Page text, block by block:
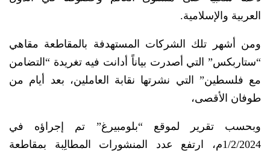
العربية والإسلامية.
ومن أشهر تلك الشركات المستهدفة بالمقاطعة مقاهي
“ستاربكس” التي أصدرت بياناً أدانت فيه تغريدة “التضامن
مع فلسطين” التي نشرتها نقابة العاملين، بعد أيام من
طوفان الأقصى،
وبحسب تقرير لموقع “بلومبيرغ” تم إجراؤه في
1/2/2024م، ارتفع عدد المنشورات المطالِبة بمقاطعة